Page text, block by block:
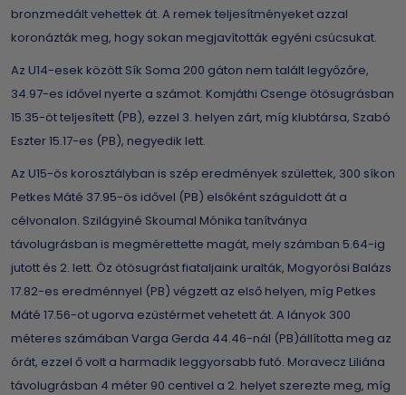
bronzmedált vehettek át. A remek teljesítményeket azzal
koronázták meg, hogy sokan megjavították egyéni csúcsukat.
Az U14-esek között Sík Soma 200 gáton nem talált legyőzőre,
34.97-es idővel nyerte a számot. Komjáthi Csenge ötösugrásban
15.35-öt teljesített (PB), ezzel 3. helyen zárt, míg klubtársa, Szabó
Eszter 15.17-es (PB), negyedik lett.
Az U15-ös korosztályban is szép eredmények születtek, 300 síkon
Petkes Máté 37.95-ös idővel (PB) elsőként száguldott át a
célvonalon. Szilágyiné Skoumal Mónika tanítványa
távolugrásban is megmérettette magát, mely számban 5.64-ig
jutott és 2. lett. Öz ötösugrást fiataljaink uralták, Mogyorósi Balázs
17.82-es eredménnyel (PB) végzett az első helyen, míg Petkes
Máté 17.56-ot ugorva ezüstérmet vehetett át. A lányok 300
méteres számában Varga Gerda 44.46-nál (PB)állította meg az
órát, ezzel ő volt a harmadik leggyorsabb futó. Moravecz Liliána
távolugrásban 4 méter 90 centivel a 2. helyet szerezte meg, míg